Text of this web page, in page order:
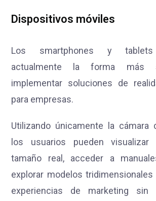
Dispositivos móviles
Los smartphones y tablets
actualmente la forma más
implementar soluciones de
para empresas.
Utilizando únicamente la cámara
los usuarios pueden visualizar
tamaño real, acceder a
explorar modelos
experiencias de marketing sin